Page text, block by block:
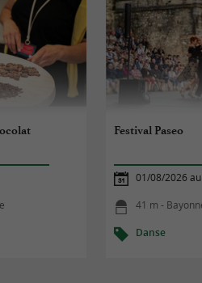
Festival Paseo
01/08/2026
41 m -
Danse